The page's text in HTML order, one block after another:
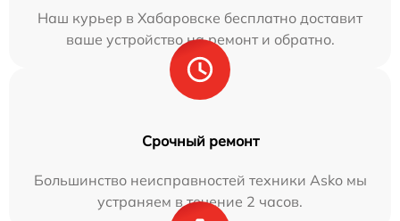
Наш курьер в Хабаровске бесплатно доставит
ваше устройство на ремонт и обратно.
Срочный ремонт
Большинство неисправностей техники Asko мы
устраняем в течение 2 часов.